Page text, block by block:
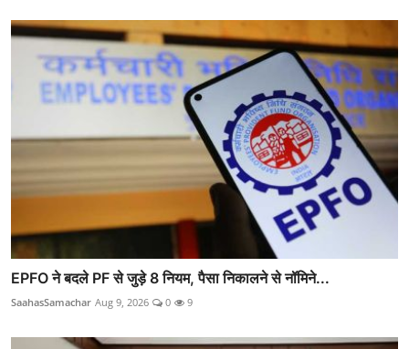
EPFO ने बदले PF से जुड़े 8 नियम, पैसा निकालने से नॉमिने...
SaahasSamachar Aug 9, 2026 0 9